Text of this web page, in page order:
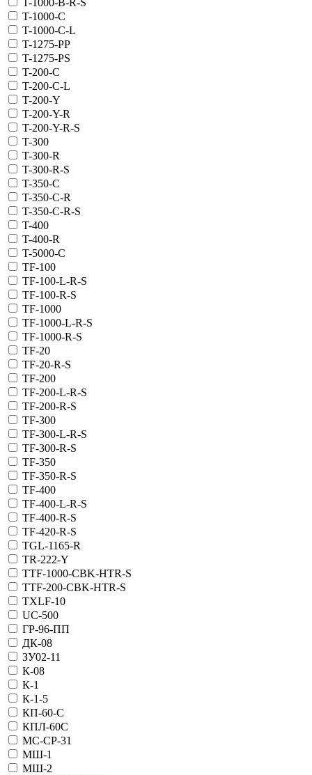
T-1000-C
T-1000-C-L
T-1275-PP
T-1275-PS
T-200-C
T-200-C-L
T-200-Y
T-200-Y-R
T-200-Y-R-S
T-300
T-300-R
T-300-R-S
T-350-C
T-350-C-R
T-350-C-R-S
T-400
T-400-R
T-5000-C
TF-100
TF-100-L-R-S
TF-100-R-S
TF-1000
TF-1000-L-R-S
TF-1000-R-S
TF-20
TF-20-R-S
TF-200
TF-200-L-R-S
TF-200-R-S
TF-300
TF-300-L-R-S
TF-300-R-S
TF-350
TF-350-R-S
TF-400
TF-400-L-R-S
TF-400-R-S
TF-420-R-S
TGL-1165-R
TR-222-Y
TTF-1000-CBK-HTR-S
TTF-200-CBK-HTR-S
TXLF-10
UC-500
ГР-96-ПП
ДК-08
ЗУ02-11
К-08
К-1
К-1-5
КП-60-С
КПЛ-60С
МС-СР-31
МШ-1
МШ-2